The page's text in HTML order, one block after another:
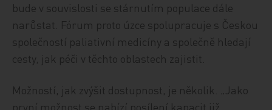
bude v souvislosti se stárnutím populace dále
narůstat. Fórum proto úzce spolupracuje s Českou
společností paliativní medicíny a společně hledají
cesty, jak péči v těchto oblastech zajistit.
Možností, jak zvýšit dostupnost, je několik. „Jako
první možnost se nabízí posílení kapacit již